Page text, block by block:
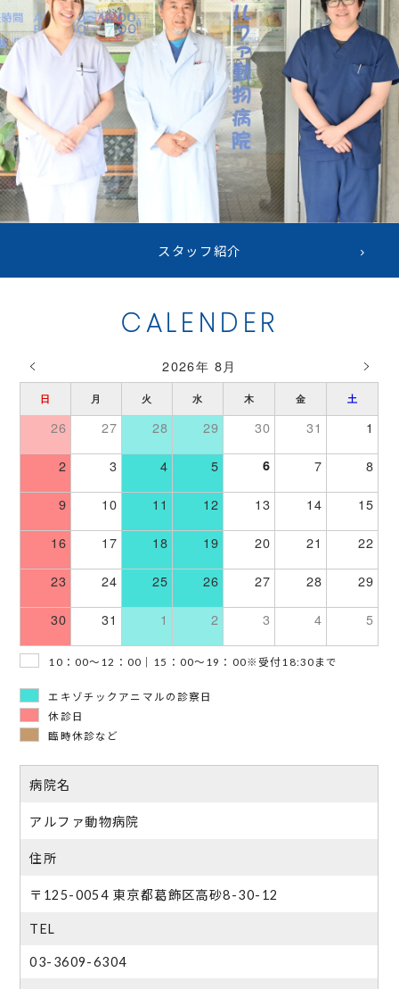
スタッフ紹介
CALENDER
2026年 8月
日 月 火 水 木 金 土
26 27 28 29 30 31 1
2 3 4 5 6 7 8
9 10 11 12 13 14 15
16 17 18 19 20 21 22
23 24 25 26 27 28 29
30 31 1 2 3 4 5
10：00～12：00｜15：00～19：00※受付18:30まで
エキゾチックアニマルの診察日
休診日
臨時休診など
病院名
アルファ動物病院
住所
〒125-0054 東京都葛飾区高砂8-30-12
TEL
03-3609-6304